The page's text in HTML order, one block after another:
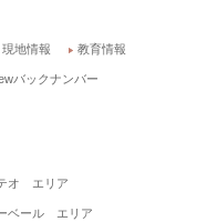
現地情報 教育情報
バックナンバー
オ エリア
ベール エリア